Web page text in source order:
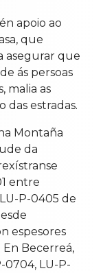
apoio ao
que
asegurar que
ás persoas
malia as
das estradas.
Montaña
da
entre
P-0405 de
espesores
Becerreá,
0704, LU-P-